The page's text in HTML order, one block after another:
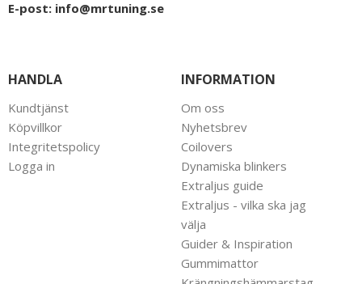
E-post: info@mrtuning.se
HANDLA
Kundtjänst
Köpvillkor
Integritetspolicy
Logga in
INFORMATION
Om oss
Nyhetsbrev
Coilovers
Dynamiska blinkers
Extraljus guide
Extraljus - vilka ska jag
välja
Guider & Inspiration
Gummimattor